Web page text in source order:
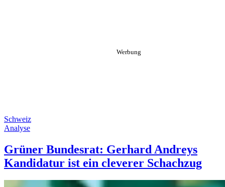
Schweiz
Analyse
Grüner Bundesrat: Gerhard Andreys
Kandidatur ist ein cleverer Schachzug